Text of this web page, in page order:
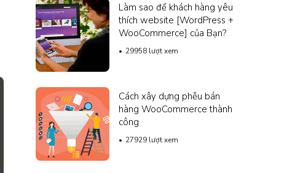
Làm sao để khách hàng yêu
thích website [WordPress +
WooCommerce] của Bạn?
29958 lượt xem
Cách xây dựng phễu bán
hàng WooCommerce thành
công
27929 lượt xem